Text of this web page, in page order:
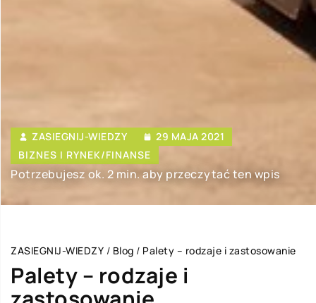
ZASIEGNIJ-WIEDZY
29 MAJA 2021
BIZNES I RYNEK/FINANSE
Potrzebujesz ok. 2 min. aby przeczytać ten wpis
ZASIEGNIJ-WIEDZY / Blog / Palety – rodzaje i zastosowanie
Palety – rodzaje i